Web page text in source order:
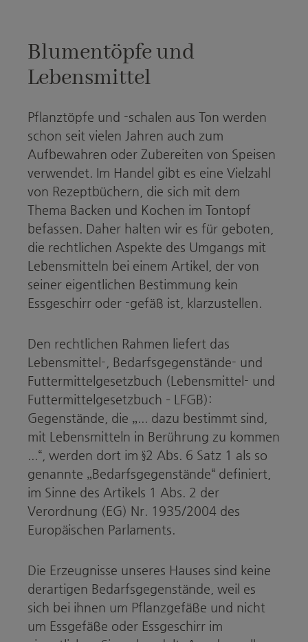
Blumentöpfe und
Lebensmittel
Pflanztöpfe und -schalen aus Ton werden
schon seit vielen Jahren auch zum
Aufbewahren oder Zubereiten von Speisen
verwendet. Im Handel gibt es eine Vielzahl
von Rezeptbüchern, die sich mit dem
Thema Backen und Kochen im Tontopf
befassen. Daher halten wir es für geboten,
die rechtlichen Aspekte des Umgangs mit
Lebensmitteln bei einem Artikel, der von
seiner eigentlichen Bestimmung kein
Essgeschirr oder -gefäß ist, klarzustellen.
Den rechtlichen Rahmen liefert das
Lebensmittel-, Bedarfsgegenstände- und
Futtermittelgesetzbuch (Lebensmittel- und
Futtermittelgesetzbuch – LFGB):
Gegenstände, die „... dazu bestimmt sind,
mit Lebensmitteln in Berührung zu kommen
...“, werden dort im §2 Abs. 6 Satz 1 als so
genannte „Bedarfsgegenstände“ definiert,
im Sinne des Artikels 1 Abs. 2 der
Verordnung (EG) Nr. 1935/2004 des
Europäischen Parlaments.
Die Erzeugnisse unseres Hauses sind keine
derartigen Bedarfsgegenstände, weil es
sich bei ihnen um Pflanzgefäße und nicht
um Essgefäße oder Essgeschirr im